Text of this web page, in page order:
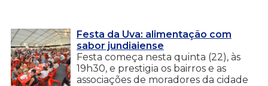
Festa da Uva: alimentação com
sabor jundiaiense
Festa começa nesta quinta (22), às
19h30, e prestigia os bairros e as
associações de moradores da cidade